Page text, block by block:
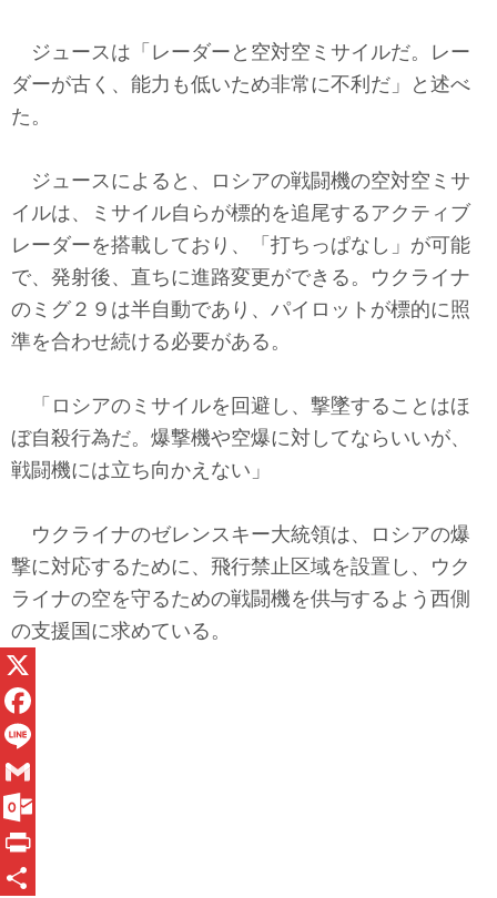
ジュースは「レーダーと空対空ミサイルだ。レー
ダーが古く、能力も低いため非常に不利だ」と述べ
た。
ジュースによると、ロシアの戦闘機の空対空ミサ
イルは、ミサイル自らが標的を追尾するアクティブ
レーダーを搭載しており、「打ちっぱなし」が可能
で、発射後、直ちに進路変更ができる。ウクライナ
のミグ２９は半自動であり、パイロットが標的に照
準を合わせ続ける必要がある。
「ロシアのミサイルを回避し、撃墜することはほ
ぼ自殺行為だ。爆撃機や空爆に対してならいいが、
戦闘機には立ち向かえない」
ウクライナのゼレンスキー大統領は、ロシアの爆
撃に対応するために、飛行禁止区域を設置し、ウク
ライナの空を守るための戦闘機を供与するよう西側
の支援国に求めている。
X
F
a
c
e
b
L
n
e
G
m
a
O
uP